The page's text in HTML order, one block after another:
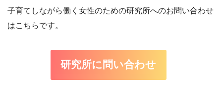
子育てしながら働く女性のための研究所へのお問い合わせ
はこちらです。
研究所に問い合わせ